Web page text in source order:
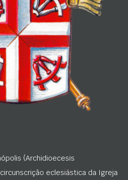
(Archidioecesis
eclesiástica da Igreja